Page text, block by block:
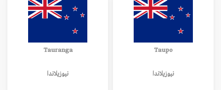
Taupo
نيوزيلاندا
Tauranga
نيوزيلاندا